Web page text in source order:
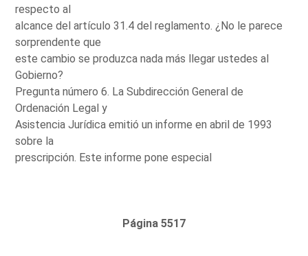
respecto al
alcance del artículo 31.4 del reglamento. ¿No le parece
sorprendente que
este cambio se produzca nada más llegar ustedes al
Gobierno?
Pregunta número 6. La Subdirección General de
Ordenación Legal y
Asistencia Jurídica emitió un informe en abril de 1993
sobre la
prescripción. Este informe pone especial
Página 5517